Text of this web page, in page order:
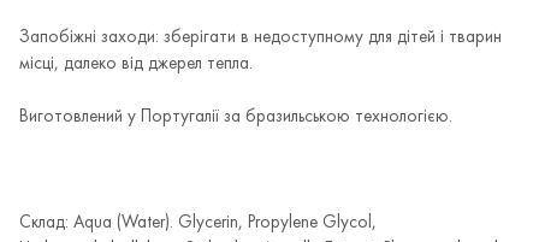
Запобіжні заходи: зберігати в недоступному для дітей і тварин
місці, далеко від джерел тепла.
Виготовлений у Португалії за бразильською технологією.
Склад: Aqua (Water). Glycerin, Propylene Glycol,